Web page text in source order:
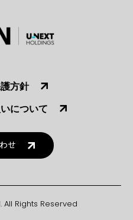
方針
について
せ
All Rights Reserved